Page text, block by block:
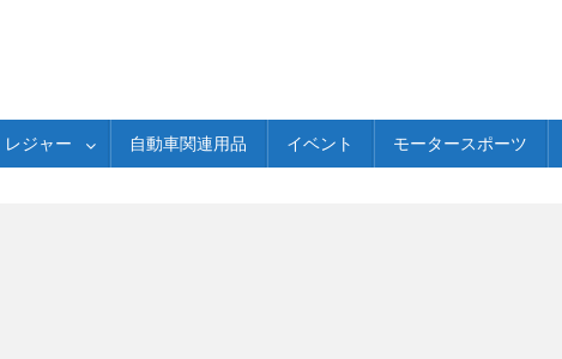
レジャー 自動車関連用品 イベント モータースポーツ